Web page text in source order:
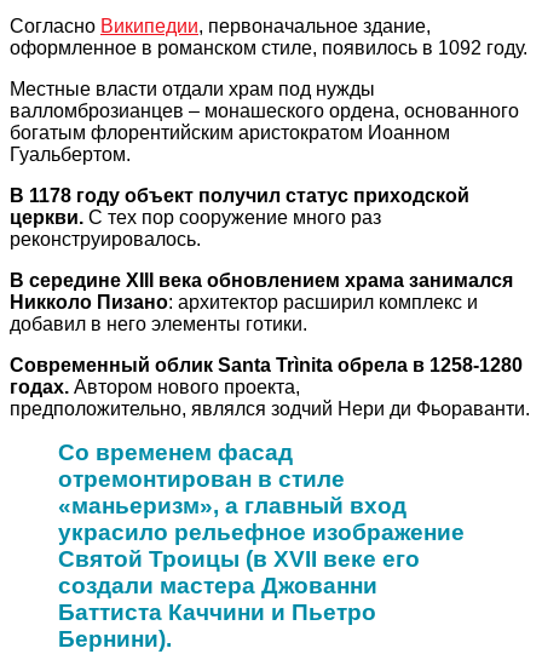
Согласно Википедии, первоначальное здание,
оформленное в романском стиле, появилось в 1092 году.
Местные власти отдали храм под нужды
валломброзианцев – монашеского ордена, основанного
богатым флорентийским аристократом Иоанном
Гуальбертом.
В 1178 году объект получил статус приходской
церкви. С тех пор сооружение много раз
реконструировалось.
В середине XIII века обновлением храма занимался
Никколо Пизано: архитектор расширил комплекс и
добавил в него элементы готики.
Современный облик Santa Trìnita обрела в 1258-1280
годах. Автором нового проекта,
предположительно, являлся зодчий Нери ди Фьораванти.
Со временем фасад
отремонтирован в стиле
«маньеризм», а главный вход
украсило рельефное изображение
Святой Троицы (в XVII веке его
создали мастера Джованни
Баттиста Каччини и Пьетро
Бернини).